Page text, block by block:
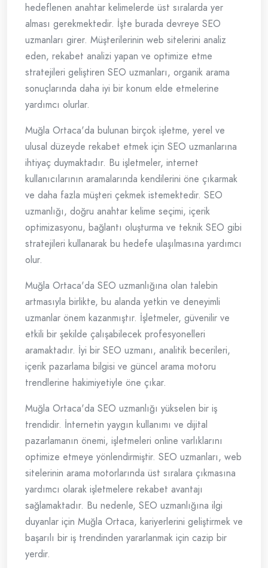
hedeflenen anahtar kelimelerde üst sıralarda yer
alması gerekmektedir. İşte burada devreye SEO
uzmanları girer. Müşterilerinin web sitelerini analiz
eden, rekabet analizi yapan ve optimize etme
stratejileri geliştiren SEO uzmanları, organik arama
sonuçlarında daha iyi bir konum elde etmelerine
yardımcı olurlar.
Muğla Ortaca'da bulunan birçok işletme, yerel ve
ulusal düzeyde rekabet etmek için SEO uzmanlarına
ihtiyaç duymaktadır. Bu işletmeler, internet
kullanıcılarının aramalarında kendilerini öne çıkarmak
ve daha fazla müşteri çekmek istemektedir. SEO
uzmanlığı, doğru anahtar kelime seçimi, içerik
optimizasyonu, bağlantı oluşturma ve teknik SEO gibi
stratejileri kullanarak bu hedefe ulaşılmasına yardımcı
olur.
Muğla Ortaca'da SEO uzmanlığına olan talebin
artmasıyla birlikte, bu alanda yetkin ve deneyimli
uzmanlar önem kazanmıştır. İşletmeler, güvenilir ve
etkili bir şekilde çalışabilecek profesyonelleri
aramaktadır. İyi bir SEO uzmanı, analitik becerileri,
içerik pazarlama bilgisi ve güncel arama motoru
trendlerine hakimiyetiyle öne çıkar.
Muğla Ortaca'da SEO uzmanlığı yükselen bir iş
trendidir. İnternetin yaygın kullanımı ve dijital
pazarlamanın önemi, işletmeleri online varlıklarını
optimize etmeye yönlendirmiştir. SEO uzmanları, web
sitelerinin arama motorlarında üst sıralara çıkmasına
yardımcı olarak işletmelere rekabet avantajı
sağlamaktadır. Bu nedenle, SEO uzmanlığına ilgi
duyanlar için Muğla Ortaca, kariyerlerini geliştirmek ve
başarılı bir iş trendinden yararlanmak için cazip bir
yerdir.